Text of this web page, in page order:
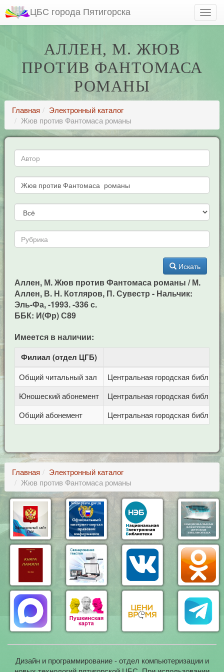
ЦБС города Пятигорска
АЛЛЕН, М. ЖЮВ
ПРОТИВ ФАНТОМАСА
РОМАНЫ
Главная
Электронный каталог
Жюв против Фантомаса романы
Искать
Аллен, М. Жюв против Фантомаса романы / М.
Аллен, В. Н. Котляров, П. Сувестр - Нальчик:
Эль-Фа, -1993. -336 с.
ББК: И(Фр) С89
Имеется в наличии:
Филиал (отдел ЦГБ)
Общий читальный зал
Центральная городская
Юношеский абонемент
Центральная городская
Общий абонемент
Центральная городская
Главная
Электронный каталог
Жюв против Фантомаса романы
Дизайн и программирование - отдел компьютеризации и